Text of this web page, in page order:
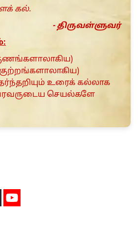
கல்.
- திருவள்ளுவர்
உரைக் கல்லாக
செயல்களே